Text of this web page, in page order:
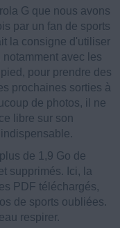
G que nous avons
par un fan de sports
la consigne d'utiliser
notamment avec les
pour prendre des
prochaines sorties à
de photos, il ne
libre sur son
de 1,9 Go de
supprimés. Ici, la
PDF téléchargés,
de sports oubliées.
respirer.